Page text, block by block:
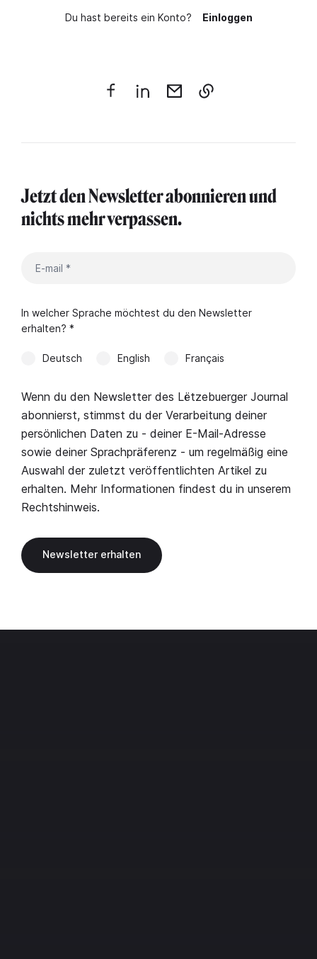
Du hast bereits ein Konto? Einloggen
Jetzt den Newsletter abonnieren und
nichts mehr verpassen.
In welcher Sprache möchtest du den Newsletter
erhalten? *
Deutsch English Français
Wenn du den Newsletter des Lëtzebuerger Journal
abonnierst, stimmst du der Verarbeitung deiner
persönlichen Daten zu - deiner E-Mail-Adresse
sowie deiner Sprachpräferenz - um regelmäßig eine
Auswahl der zuletzt veröffentlichten Artikel zu
erhalten. Mehr Informationen findest du in unserem
Rechtshinweis.